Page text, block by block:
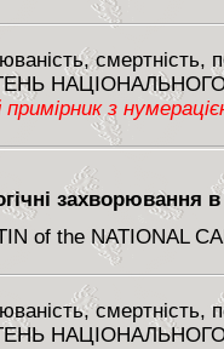
смертність,
з
захворювання
of the NATIONAL
смертність,